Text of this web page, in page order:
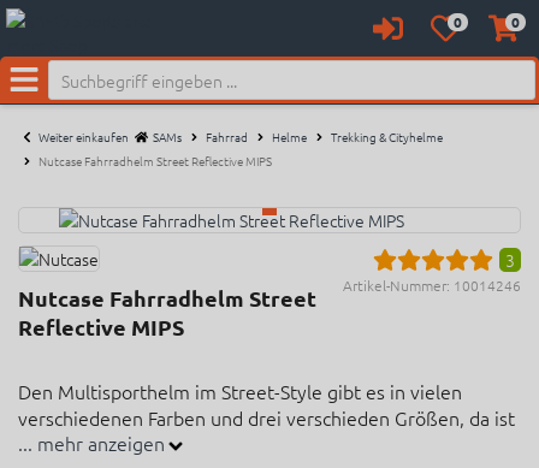
AnmeldenMerkzettel
aufklappen
0 0
Menü
Weiter einkaufen SAMs Fahrrad Helme
Trekking & Cityhelme
Nutcase Fahrradhelm Street Reflective MIPS
3
Artikel-Nummer: 10014246
Nutcase Fahrradhelm Street
Reflective MIPS
Den Multisporthelm im Street-Style gibt es in vielen
verschiedenen Farben und drei verschieden Größen, da ist
auch ein passender Helm für Sie dabei.
... mehr anzeigen
Neu bei SAM's: